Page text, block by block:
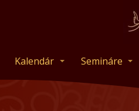
Kalendár Semináre